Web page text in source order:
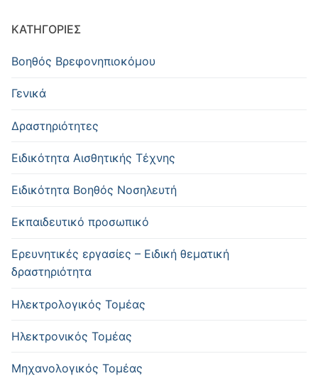
KΑΤΗΓΟΡΊΕΣ
Βοηθός Βρεφονηπιοκόμου
Γενικά
Δραστηριότητες
Ειδικότητα Αισθητικής Τέχνης
Ειδικότητα Βοηθός Νοσηλευτή
Εκπαιδευτικό προσωπικό
Ερευνητικές εργασίες – Ειδική θεματική
δραστηριότητα
Ηλεκτρολογικός Τομέας
Ηλεκτρονικός Τομέας
Μηχανολογικός Τομέας